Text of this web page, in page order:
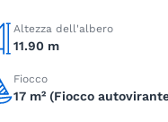
Altezza dell'albero
11.90 m
Fiocco
17 m² (Fiocco